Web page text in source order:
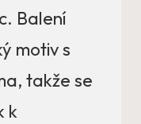
Balení
motiv s
takže se
k